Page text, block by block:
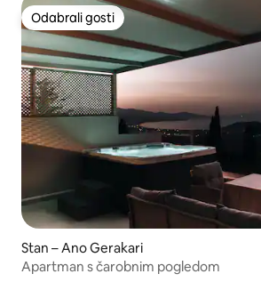
Odabrali gosti
Odabrali gosti
Stan – Ano Gerakari
Apartman s čarobnim pogledom